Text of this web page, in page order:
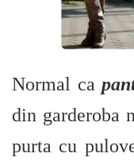
Normal ca
din garderoba
purta cu